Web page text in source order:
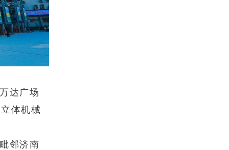
达广场
体机械
邻济南